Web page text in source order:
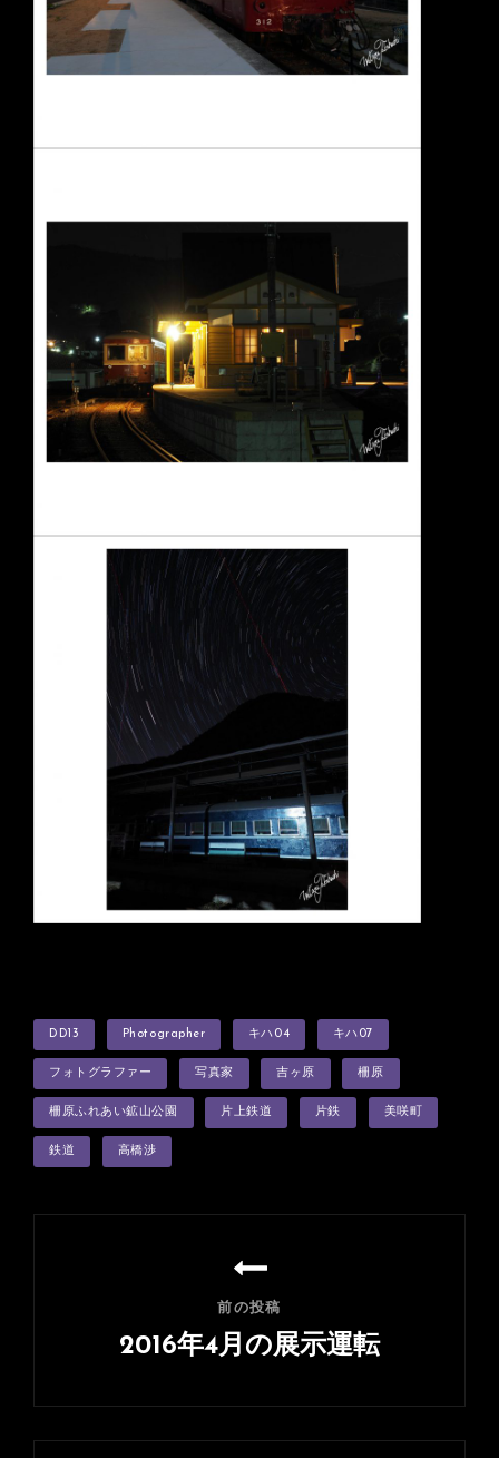
タ
DD13 Photographer キハ04 キハ07
フォトグラファー 写真家 吉ヶ原 柵原
柵原ふれあい鉱山公園 片上鉄道 片鉄 美咲町
鉄道 高橋渉
ー
シ
前の投稿
2016年4月の展示運転
の
投